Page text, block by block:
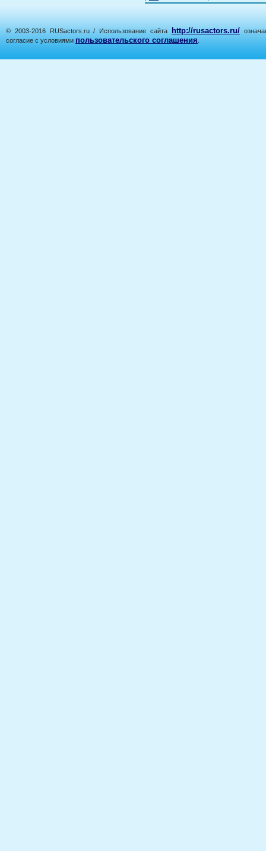
© 2003-2016 RUSactors.ru / Использование сайта http://rusactors.ru/
согласие с условиями пользовательского соглашения